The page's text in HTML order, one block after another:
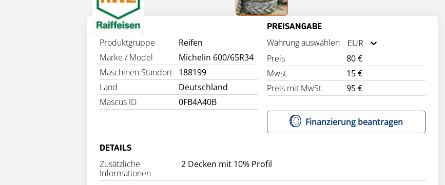
INFO
Produktgruppe
Reifen
Marke / Model
Michelin 600/65R34
Maschinen Standort 188199
Land
Deutschland
Mascus ID
0FB4A40B
PREISANGABE
Währung auswählen
EUR
Preis
80 €
Mwst.
15 €
Preis mit MwSt.
95 €
Finanzierung beantragen
DETAILS
Zusätzliche
Informationen